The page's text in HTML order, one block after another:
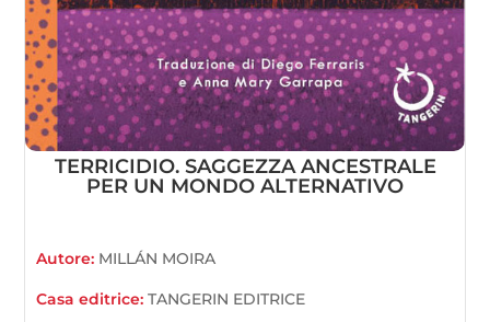
TERRICIDIO. SAGGEZZA ANCESTRALE
PER UN MONDO ALTERNATIVO
Autore: MILLÁN MOIRA
Casa editrice:TANGERIN EDITRICE